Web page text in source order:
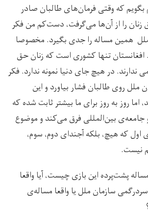
بگویم که وقتی فرمان‌های طالبان صادر
را از آن‌ها می‌گرفت، دست‌کم من فکر
همین مساله را جدی بگیرد. مخصوصا
افغانستان تنها کشوری است که زنان حق
در هیچ جای دنیا نمونه ندارد. فکر
ملل روی طالبان فشار بیاورد و این
اما روز به روز برای ما بیشتر ثابت شده که
جامعه‌ی بین‌المللی فرق می‌کند و موضوع
اول که هیچ، بلکه آجندای دوم، سوم،
نیست.
پشت‌پرده این بازی چیست، آیا واقعا
سازمان ملل یا واقعا مساله‌ی